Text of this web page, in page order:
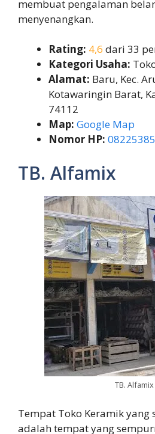
membuat pengalaman
menyenangkan.
Rating: 4,6 dari 33
Kategori Usaha:
Alamat: Baru, Kec.
Kotawaringin Barat,
74112
Map: Google Map
Nomor HP:
TB. Alfamix
TB. Alfamix
Tempat Toko Keramik yang
adalah tempat yang